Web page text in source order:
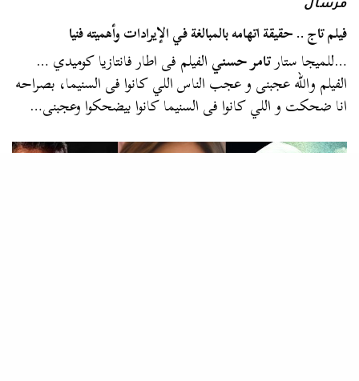
مرسال
فيلم تاج .. حقيقة اتهامه بالمبالغة في الإيرادات وأهميته فنيا
…للميجا ستارتامر حسنيالفيلم فى اطار فانتازيا كوميدي …
الفيلم والله عجبنى و عجب الناس اللي كانوا فى السنيما، بصراحه
انا ضحكت و اللي كانوا فى السنيما كانوا بيضحكوا وعجبنى…